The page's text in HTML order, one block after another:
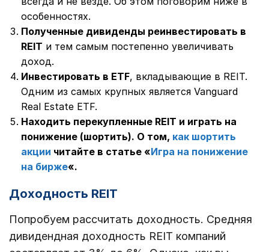
особенностях.
Полученные дивиденды реинвестировать в
REIT и тем самым постепенно увеличивать
доход.
Инвестировать в ETF, вкладывающие в REIT.
Одним из самых крупных является Vanguard
Real Estate ETF.
Находить перекупленные REIT и играть на
понижение (шортить). О том, как шортить
акции читайте в статье «Игра на понижение
на бирже«.
Доходность REIT
Попробуем рассчитать доходность. Средняя
дивидендная доходность REIT компаний